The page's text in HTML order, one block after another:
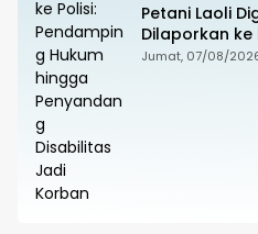
Petani Laoli
Dilaporkan ke
Hukum
Jumat, 07/08/